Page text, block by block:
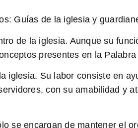
Guías de la iglesia y
de la iglesia. Aunque su
presentes en la Palabra
iglesia. Su labor consiste en
con su amabilidad y
se encargan de mantener el